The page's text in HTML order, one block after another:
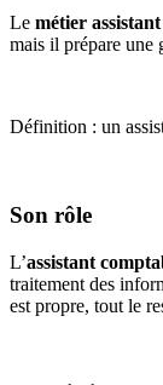
Le métier
mais il prépare une
Définition : un
Son rôle
L’assistant
traitement des
est propre, tout le